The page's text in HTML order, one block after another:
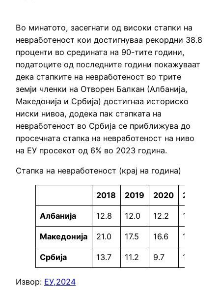
Во минатото, засегнати од високи стапки на
невработеност кои достигнуваа рекордни 38.8
проценти во средината на 90-тите години,
податоците од последните години покажуваат
дека стапките на невработеност во трите
земји членки на Отворен Балкан (Албанија,
Македонија и Србија) достигнаа историско
ниски нивоа, додека пак стапката на
невработеност во Србија се приближува до
просечната стапка на невработеност на ниво
на ЕУ просекот од 6% во 2023 година.
Стапка на невработеност (крај на година)
2018 2019 2020 2021
Aлбанија 12.8 12.0 12.2 12.1
Македонија 21.0 17.5 16.6 15.8
Србија 13.7 11.2 9.7 11.0
Извор: ЕУ,2024